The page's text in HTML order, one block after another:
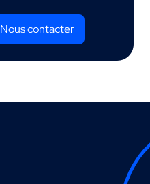
Nous contacter